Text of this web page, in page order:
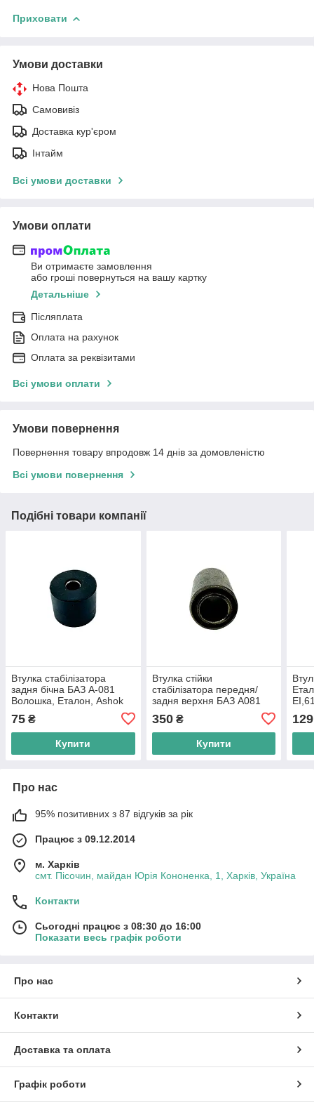
Приховати
Умови доставки
Нова Пошта
Самовивіз
Доставка кур'єром
Інтайм
Всі умови доставки
Умови оплати
Ви отримаєте замовлення
або гроші повернуться на вашу картку
Детальніше
Післяплата
Оплата на рахунок
Оплата за реквізитами
Всі умови оплати
Умови повернення
Повернення товару впродовж 14 днів за домовленістю
Всі умови повернення
Подібні товари компанії
Втулка стабілізатора
задня бічна БАЗ А-081
Волошка, Еталон, Ashok
Leyland Е-3, Е-4, в-во Індія
75 ₴
Купити
Втулка стійки
стабілізатора передня/
задня верхня БАЗ А081
Волошка, Еталон, Богдан
А221, Ashok Leyland E3,
E4, E5, в-во Індія
350₴
Купити
129
Про нас
95% позитивних з 87 відгуків за рік
Працює з 09.12.2014
м. Харків
смт. Пісочин, майдан Юрія Кононенка, 1, Харків, Україна
Контакти
Сьогодні працює з 08:30 до 16:00
Показати весь графік роботи
Про нас
Контакти
Доставка та оплата
Графік роботи